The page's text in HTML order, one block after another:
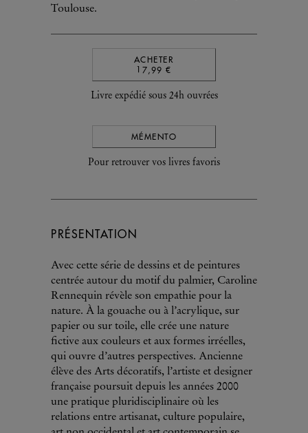
Toulouse.
ACHETER
17,99 €
Livre expédié sous 24h ouvrées
MÉMENTO
Pour retrouver vos livres favoris
PRÉSENTATION
Avec cette série de dessins et de peintures
centrée autour du motif du palmier, Caroline
Rennequin révèle son empathie pour la
nature. À la gouache ou à l’acrylique, sur
papier ou sur toile, elle crée une nature
fictive aux couleurs et aux formes irréelles,
qui ouvre d’autres perspectives. Ancienne
élève des Arts décoratifs, l’artiste et designer
française poursuit depuis les années 2000
une pratique pluridisciplinaire où les
relations entre artisanat, culture populaire,